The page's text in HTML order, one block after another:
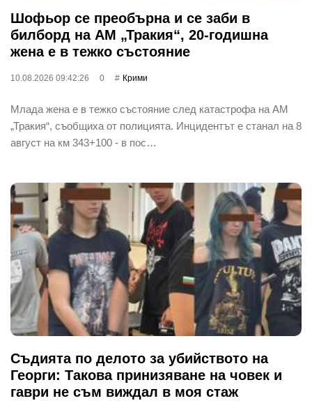
Шофьор се преобърна и се заби в
билборд на АМ „Тракия“, 20-годишна
жена е в тежко състояние
10.08.2026 09:42:26 0 Крими
Млада жена е в тежко състояние след катастрофа на АМ
„Тракия“, съобщиха от полицията. Инцидентът е станал на 8
август на км 343+100 - в пос…
Съдията по делото за убийството на
Георги: Такова принизяване на човек и
гаври не съм виждал в моя стаж